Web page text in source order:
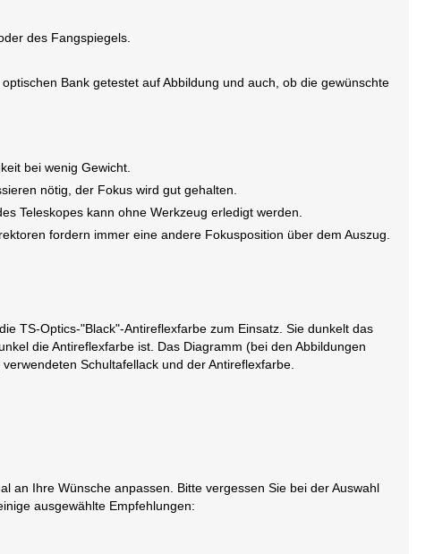
des Fangspiegels.
Bank getestet auf Abbildung und auch, ob die gewünschte
bei wenig Gewicht.
nötig, der Fokus wird gut gehalten.
Teleskopes kann ohne Werkzeug erledigt werden.
fordern immer eine andere Fokusposition über dem Auszug.
TS-Optics-"Black"-Antireflexfarbe zum Einsatz. Sie dunkelt das
die Antireflexfarbe ist. Das Diagramm (bei den Abbildungen
Schultafellack und der Antireflexfarbe.
an Ihre Wünsche anpassen. Bitte vergessen Sie bei der Auswahl
ausgewählte Empfehlungen: